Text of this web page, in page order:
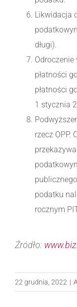
Likwidacja
długi).
płatności
płatności
1 stycznia
rzecz OPP.
podatku
rocznym
Źródło:
22 grudnia, 2022 |